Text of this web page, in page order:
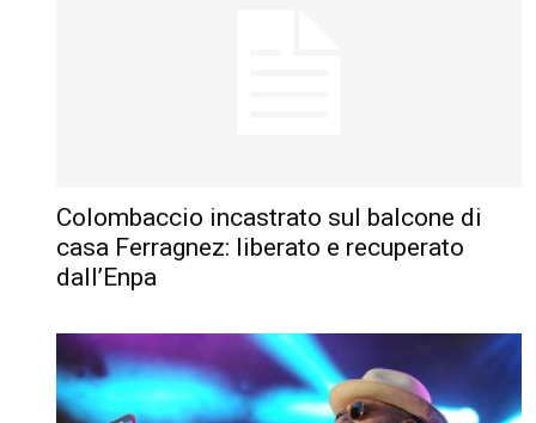
Colombaccio incastrato sul balcone di
casa Ferragnez: liberato e recuperato
dall’Enpa